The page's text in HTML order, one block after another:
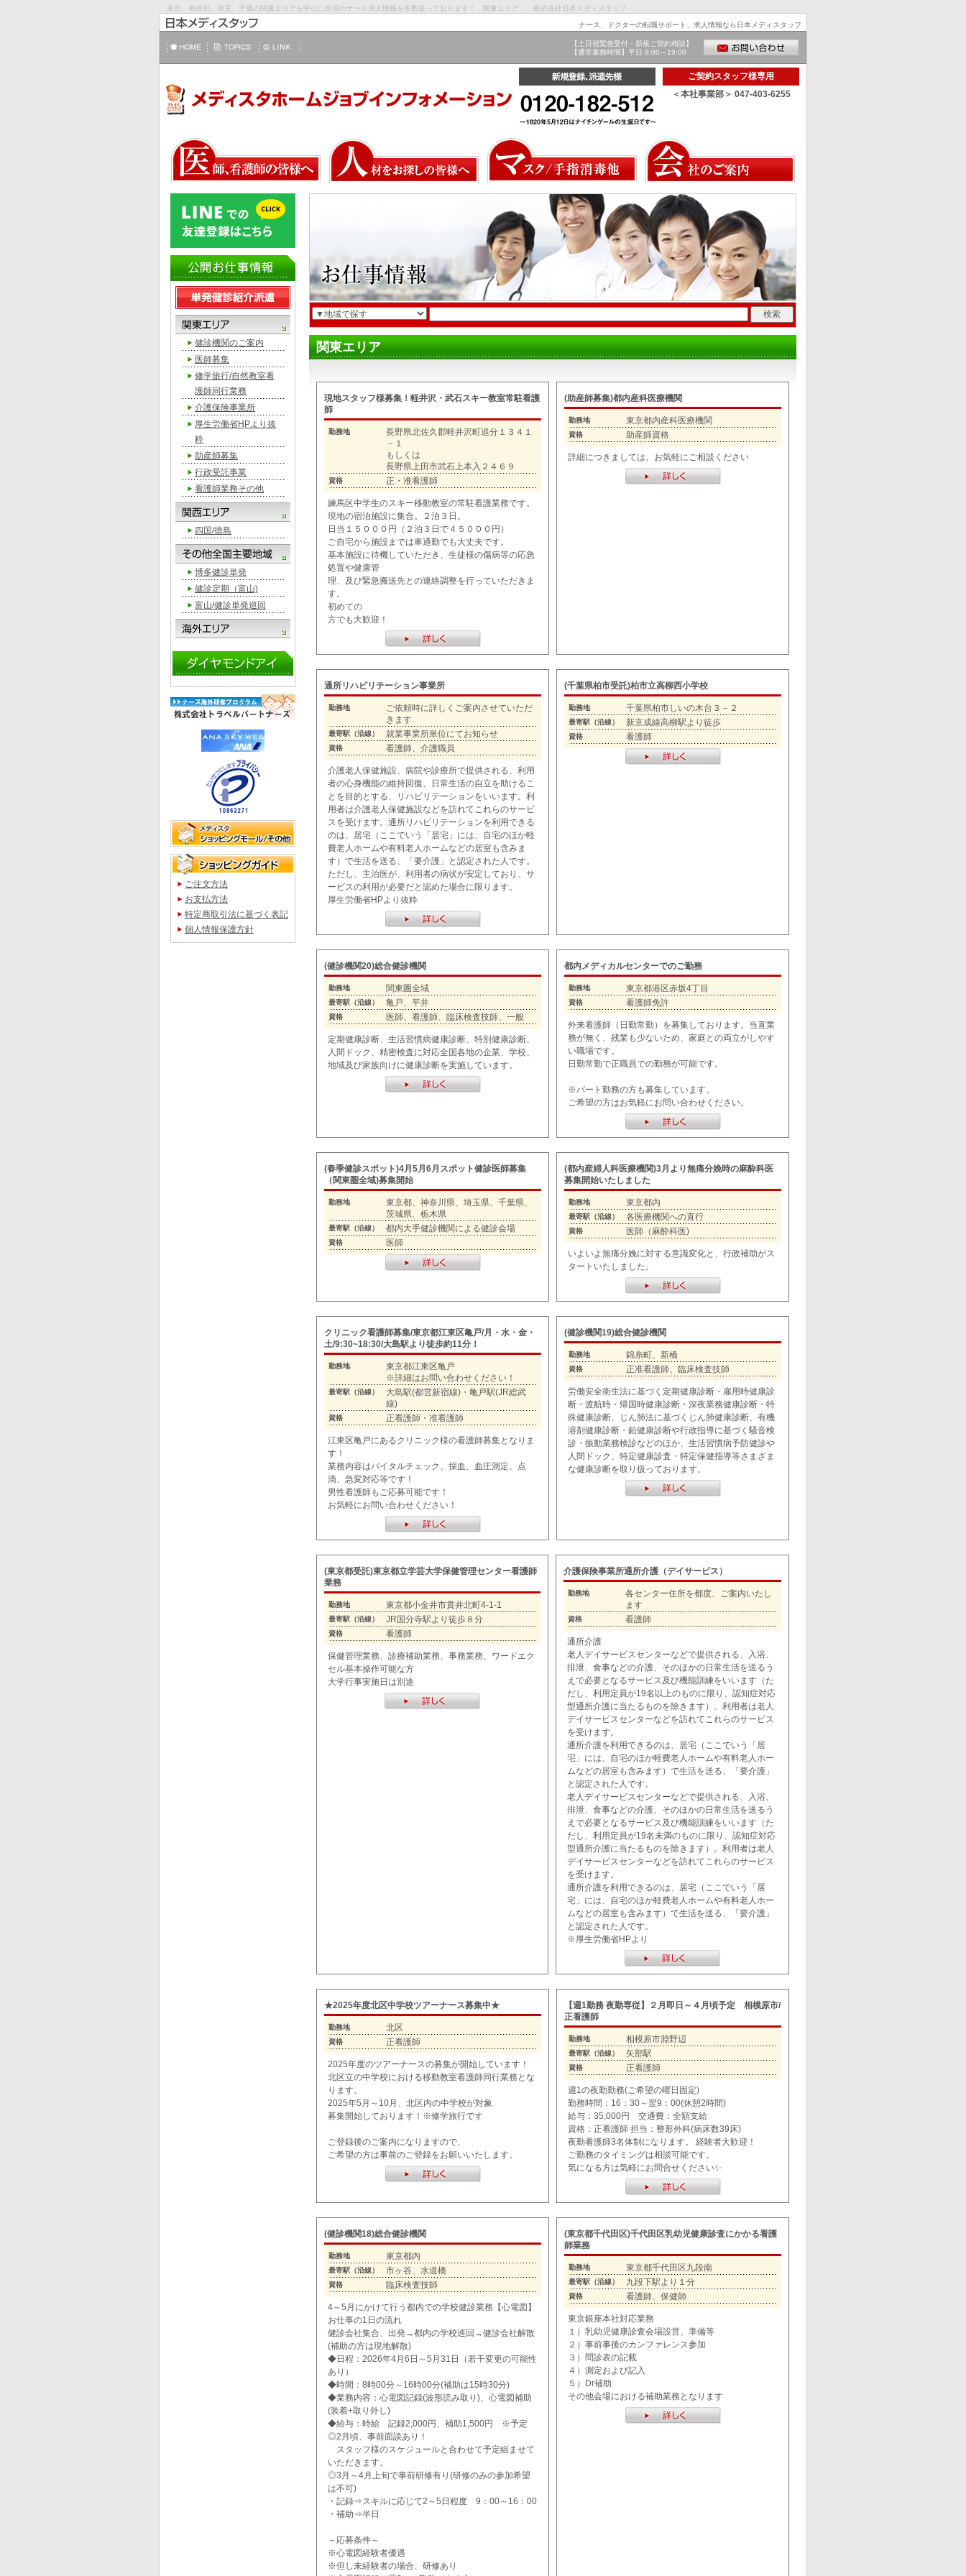
東京、神奈川、埼玉、千葉の関東エリアを中心に全国のナース求人情報を多数扱っております！ 関東エリア 株式会社日本メディスタッフ
ナース、ドクターの転職サポート、求人情報なら日本メディスタッフ
【土日祝緊急受付・新規ご契約相談】
【通常業務時間】平日 9:00～19:00
ご契約スタッフ様専用
＜本社事業部＞ 047-403-6255
関東エリア
現地スタッフ様募集！軽井沢・武石スキー教室常駐看護
師
勤務地
長野県北佐久郡軽井沢町追分１３４１
－１
もしくは
長野県上田市武石上本入２４６９
資格 正・准看護師
練馬区中学生のスキー移動教室の常駐看護業務です。
現地の宿泊施設に集合。２泊３日。
日当１５０００円（２泊３日で４５０００円）
ご自宅から施設までは車通勤でも大丈夫です。
基本施設に待機していただき、生徒様の傷病等の応急
処置や健康管
理、及び緊急搬送先との連絡調整を行っていただきま
す。
初めての
方でも大歓迎！
(助産師募集)都内産科医療機関
勤務地 東京都内産科医療機関
資格 助産師資格
詳細につきましては、お気軽にご相談ください
通所リハビリテーション事業所
勤務地
ご依頼時に詳しくご案内させていただ
きます
最寄駅（沿線） 就業事業所単位にてお知らせ
資格 看護師、介護職員
介護老人保健施設、病院や診療所で提供される、利用
者の心身機能の維持回復、日常生活の自立を助けるこ
とを目的とする、リハビリテーションをいいます。利
用者は介護老人保健施設などを訪れてこれらのサービ
スを受けます。通所リハビリテーションを利用できる
のは、居宅（ここでいう「居宅」には、自宅のほか軽
費老人ホームや有料老人ホームなどの居室も含みま
す）で生活を送る、「要介護」と認定された人です。
ただし、主治医が、利用者の病状が安定しており、サ
ービスの利用が必要だと認めた場合に限ります。
厚生労働省HPより抜粋
(千葉県柏市受託)柏市立高柳西小学校
勤務地 千葉県柏市しいの木台３－２
最寄駅（沿線） 新京成線高柳駅より徒歩
資格 看護師
(健診機関20)総合健診機関
勤務地 関東圏全域
最寄駅（沿線） 亀戸、平井
資格 医師、看護師、臨床検査技師、一般
定期健康診断、生活習慣病健康診断、特別健康診断、
人間ドック、精密検査に対応全国各地の企業、学校、
地域及び家族向けに健康診断を実施しています。
都内メディカルセンターでのご勤務
勤務地 東京都港区赤坂4丁目
資格 看護師免許
外来看護師（日勤常勤）を募集しております。当直業
務が無く、残業も少ないため、家庭との両立がしやす
い職場です。
日勤常勤で正職員での勤務が可能です。
※パート勤務の方も募集しています。
ご希望の方はお気軽にお問い合わせください。
(春季健診スポット)4月5月6月スポット健診医師募集
（関東圏全域)募集開始
勤務地
東京都、神奈川県、埼玉県、千葉県、
茨城県、栃木県
最寄駅（沿線） 都内大手健診機関による健診会場
資格 医師
(都内産婦人科医療機関)3月より無痛分娩時の麻酔科医
募集開始いたしました
勤務地 東京都内
最寄駅（沿線） 各医療機関への直行
資格 医師（麻酔科医)
いよいよ無痛分娩に対する意識変化と、行政補助がス
タートいたしました。
クリニック看護師募集/東京都江東区亀戸/月・水・金・
土/9:30~18:30/大島駅より徒歩約11分！
勤務地
東京都江東区亀戸
※詳細はお問い合わせください！
最寄駅（沿線）
大島駅(都営新宿線)・亀戸駅(JR総武
線)
資格 正看護師・准看護師
江東区亀戸にあるクリニック様の看護師募集となりま
す！
業務内容はバイタルチェック、採血、血圧測定、点
滴、急変対応等です！
男性看護師もご応募可能です！
お気軽にお問い合わせください！
(健診機関19)総合健診機関
勤務地 錦糸町、新橋
資格 正准看護師、臨床検査技師
労働安全衛生法に基づく定期健康診断・雇用時健康診
断・渡航時・帰国時健康診断・深夜業務健康診断・特
殊健康診断、じん肺法に基づくじん肺健康診断、有機
溶剤健康診断・鉛健康診断や行政指導に基づく騒音検
診・振動業務検診などのほか、生活習慣病予防健診や
人間ドック、特定健康診査・特定保健指導等さまざま
な健康診断を取り扱っております。
(東京都受託)東京都立学芸大学保健管理センター看護師
業務
勤務地 東京都小金井市貫井北町4-1-1
最寄駅（沿線） JR国分寺駅より徒歩８分
資格 看護師
保健管理業務、診療補助業務、事務業務、ワードエク
セル基本操作可能な方
大学行事実施日は別途
介護保険事業所通所介護（デイサービス）
勤務地
各センター住所を都度、ご案内いたし
ます
資格 看護師
通所介護
老人デイサービスセンターなどで提供される、入浴、
排泄、食事などの介護、そのほかの日常生活を送るう
えで必要となるサービス及び機能訓練をいいます（た
だし、利用定員が19名以上のものに限り、認知症対応
型通所介護に当たるものを除きます）。利用者は老人
デイサービスセンターなどを訪れてこれらのサービス
を受けます。
通所介護を利用できるのは、居宅（ここでいう「居
宅」には、自宅のほか軽費老人ホームや有料老人ホー
ムなどの居室も含みます）で生活を送る、「要介護」
と認定された人です。
老人デイサービスセンターなどで提供される、入浴、
排泄、食事などの介護、そのほかの日常生活を送るう
えで必要となるサービス及び機能訓練をいいます（た
だし、利用定員が19名未満のものに限り、認知症対応
型通所介護に当たるものを除きます）。利用者は老人
デイサービスセンターなどを訪れてこれらのサービス
を受けます。
通所介護を利用できるのは、居宅（ここでいう「居
宅」には、自宅のほか軽費老人ホームや有料老人ホー
ムなどの居室も含みます）で生活を送る、「要介護」
と認定された人です。
※厚生労働省HPより
★2025年度北区中学校ツアーナース募集中★
勤務地 北区
資格 正看護師
2025年度のツアーナースの募集が開始しています！
北区立の中学校における移動教室看護師同行業務とな
ります。
2025年5月～10月、北区内の中学校が対象
募集開始しております！※修学旅行です
ご登録後のご案内になりますので、
ご希望の方は事前のご登録をお願いいたします。
【週1勤務 夜勤専従】２月即日～４月頃予定 相模原市/
正看護師
勤務地 相模原市淵野辺
最寄駅（沿線） 矢部駅
資格 正看護師
週1の夜勤勤務(ご希望の曜日固定)
勤務時間：16：30～翌9：00(休憩2時間)
給与：35,000円 交通費：全額支給
資格：正看護師 担当：整形外科(病床数39床)
夜勤看護師3名体制になります。 経験者大歓迎！
ご勤務のタイミングは相談可能です。
気になる方は気軽にお問合せください✨
(健診機関18)総合健診機関
勤務地 東京都内
最寄駅（沿線） 市ヶ谷、水道橋
資格 臨床検査技師
4～5月にかけて行う都内での学校健診業務【心電図】
お仕事の1日の流れ
健診会社集合、出発→都内の学校巡回→健診会社解散
(補助の方は現地解散)
◆日程：2026年4月6日～5月31日（若干変更の可能性
あり）
◆時間：8時00分～16時00分(補助は15時30分)
◆業務内容：心電図記録(波形読み取り)、心電図補助
(装着+取り外し)
◆給与：時給 記録2,000円、補助1,500円 ※予定
◎2月頃、事前面談あり！
スタッフ様のスケジュールと合わせて予定組ませて
いただきます。
◎3月～4月上旬で事前研修有り(研修のみの参加希望
は不可)
・記録⇒スキルに応じて2～5日程度 9：00～16：00
・補助⇒半日
～応募条件～
※心電図経験者優遇
※但し未経験者の場合、研修あり
(東京都千代田区)千代田区乳幼児健康診査にかかる看護
師業務
勤務地 東京都千代田区九段南
最寄駅（沿線） 九段下駅より１分
資格 看護師、保健師
東京銀座本社対応業務
１）乳幼児健康診査会場設営、準備等
２）事前事後のカンファレンス参加
３）問診表の記載
４）測定および記入
５）Dr補助
その他会場における補助業務となります
健診機関のご案内
医師募集
修学旅行/自然教室看
護師同行業務
介護保険事業所
厚生労働省HPより抜
粋
助産師募集
行政受託事業
看護師業務その他
四国/徳島
博多健診単発
健診定期（富山)
富山/健診単発巡回
ご注文方法
お支払方法
特定商取引法に基づく表記
個人情報保護方針